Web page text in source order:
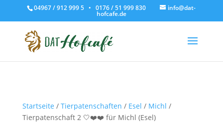
04967 / 912 999 5 • 0176 / 51 999 830 info@dat-
hofcafe.de
Startseite / Tierpatenschaften / Esel / Michl /
Tierpatenschaft 2 🤍❤️❤️ für Michl (Esel)